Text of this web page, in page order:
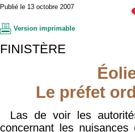
Publié le 13 octobre 2007
Version imprimable
FINISTÈRE
Le préfet
Las de voir les
concernant les